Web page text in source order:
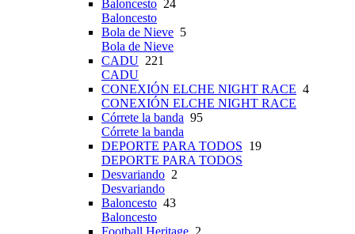
Baloncesto 24
Baloncesto
Bola de Nieve 5
Bola de Nieve
CADU 221
CADU
CONEXIÓN ELCHE NIGHT RACE 4
CONEXIÓN ELCHE NIGHT RACE
Córrete la banda 95
Córrete la banda
DEPORTE PARA TODOS 19
DEPORTE PARA TODOS
Desvariando 2
Desvariando
Baloncesto 43
Baloncesto